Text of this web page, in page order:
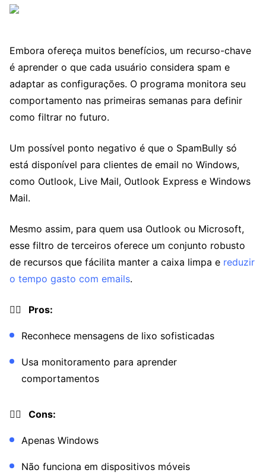
Embora ofereça muitos benefícios, um recurso-chave
é aprender o que cada usuário considera spam e
adaptar as configurações. O programa monitora seu
comportamento nas primeiras semanas para definir
como filtrar no futuro.
Um possível ponto negativo é que o SpamBully só
está disponível para clientes de email no Windows,
como Outlook, Live Mail, Outlook Express e Windows
Mail.
Mesmo assim, para quem usa Outlook ou Microsoft,
esse filtro de terceiros oferece um conjunto robusto
de recursos que fácilita manter a caixa limpa e reduzir
o tempo gasto com emails.
👍🏼 Pros:
Reconhece mensagens de lixo sofisticadas
Usa monitoramento para aprender
comportamentos
👎🏼 Cons:
Apenas Windows
Não funciona em dispositivos móveis